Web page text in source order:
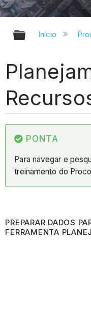
Início
PONTA
Para navegar e
treinamento do
PREPARAR DADOS
FERRAMENTA